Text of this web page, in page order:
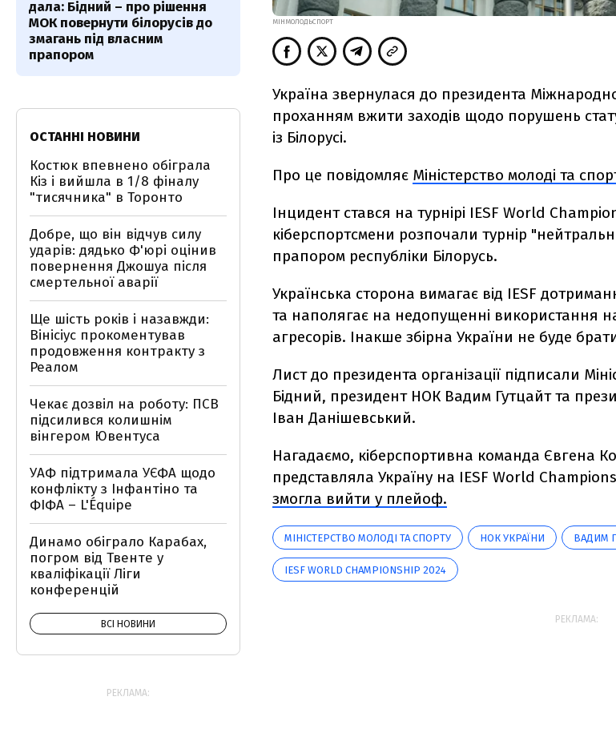
МІНМОЛОДЬСПОРТ
Україна звернулася до президента
проханням вжити заходів щодо порушень
із Білорусі.
Про це повідомляє Міністерство молоді та
Інцидент стався на турнірі IESF World
кіберспортсмени розпочали турнір
прапором республіки Білорусь.
Українська сторона вимагає від IESF
та наполягає на недопущенні використання
агресорів. Інакше збірна України не буде
Лист до президента організації підписали
Бідний, президент НОК Вадим Гутцайт та
Іван Данішевський.
Нагадаємо, кіберспортивна команда Євгена
представляла Україну на IESF World
змогла вийти у плейоф.
МІНІСТЕРСТВО МОЛОДІ ТА СПОРТУ НОК УКРАЇНИ ВАДИМ
IESF WORLD CHAMPIONSHIP 2024
РЕКЛАМА:
дала: Бідний – про рішення
МОК повернути білорусів до
змагань під власним
прапором
ОСТАННІ НОВИНИ
Костюк впевнено обіграла
Кіз і вийшла в 1/8 фіналу
"тисячника" в Торонто
Добре, що він відчув силу
ударів: дядько Ф'юрі оцінив
повернення Джошуа після
смертельної аварії
Ще шість років і назавжди:
Вінісіус прокоментував
продовження контракту з
Реалом
Чекає дозвіл на роботу: ПСВ
підсилився колишнім
вінгером Ювентуса
УАФ підтримала УЄФА щодо
конфлікту з Інфантіно та
ФІФА – L'Équipe
Динамо обіграло Карабах,
погром від Твенте у
кваліфікації Ліги
конференцій
ВСІ НОВИНИ
РЕКЛАМА: